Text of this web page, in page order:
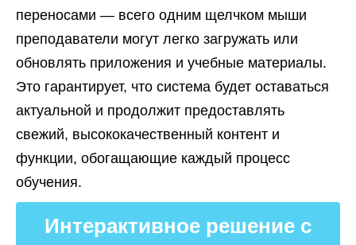
переносами — всего одним щелчком мыши
преподаватели могут легко загружать или
обновлять приложения и учебные материалы.
Это гарантирует, что система будет оставаться
актуальной и продолжит предоставлять
свежий, высококачественный контент и
функции, обогащающие каждый процесс
обучения.
Интерактивное решение с